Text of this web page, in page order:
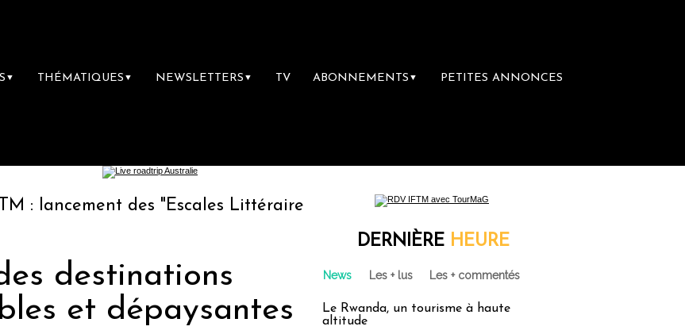
▼ THÉMATIQUES ▼ NEWSLETTERS ▼ TV ABONNEMENTS ▼ PETITES ANNONCES
"Escales Littéraires", la première librairie du voyage Le groupe Sainte-Claire
destinations
et dépaysantes
DERNIÈRE HEURE
News Les + lus Les + commentés
Le Rwanda, un tourisme à haute
altitude